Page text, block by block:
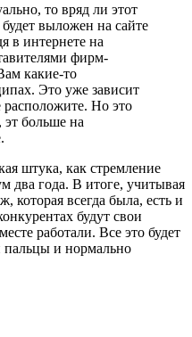
то вряд ли этот
выложен на сайте
в интернете на
фирм-
какие-то
Это уже зависит
расположите. Но это
больше на
штука, как стремление
два года. В итоге, учитывая
которая всегда была, есть и
будут свои
работали. Все это будет
пальцы и нормально